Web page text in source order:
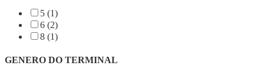
5 (1)
6 (2)
8 (1)
GENERO DO TERMINAL